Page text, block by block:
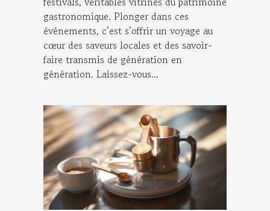
gastronomique. Plonger dans ces
événements, c’est s’offrir un voyage au
cœur des saveurs locales et des savoir-
faire transmis de génération en
génération. Laissez-vous...